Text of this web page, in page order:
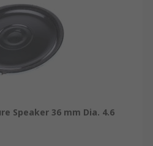
Speaker 36 mm Dia. 4.6